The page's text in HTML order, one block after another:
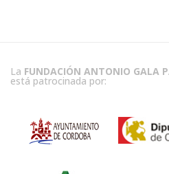
La FUNDACIÓN ANTONIO GALA
está patrocinada por: